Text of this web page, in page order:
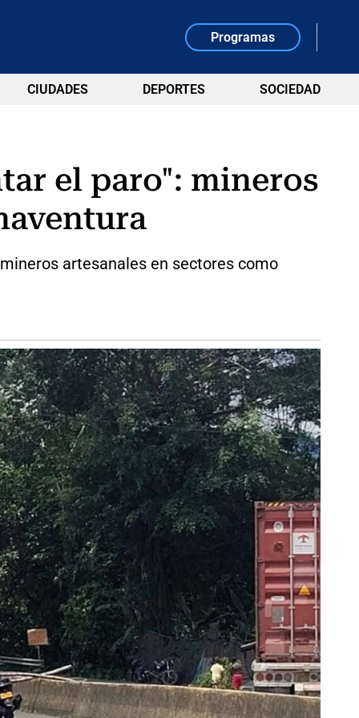
Programas
CIUDADES DEPORTES SOCIEDAD
el paro": mineros
artesanales en sectores como